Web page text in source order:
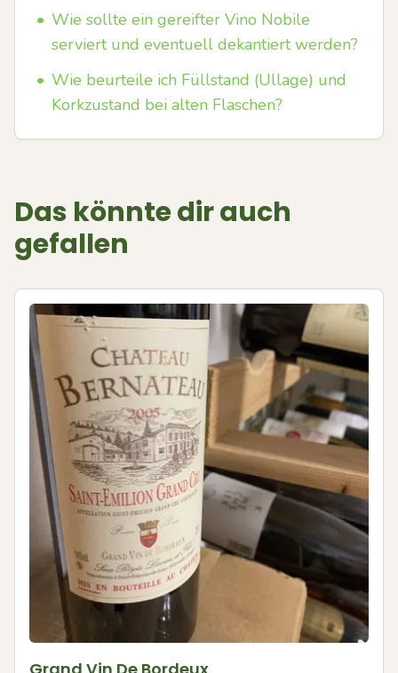
• Wie sollte ein gereifter Vino Nobile
serviert und eventuell dekantiert werden?
• Wie beurteile ich Füllstand (Ullage) und
Korkzustand bei alten Flaschen?
Das könnte dir auch
gefallen